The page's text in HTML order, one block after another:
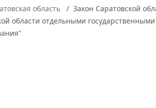
область
Закон Саратовской
области отдельными